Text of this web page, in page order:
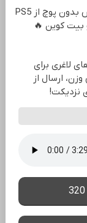
گردونه شانس بدون پوچ از PS5
لاغری برای
ارسال از
نزدیکت!